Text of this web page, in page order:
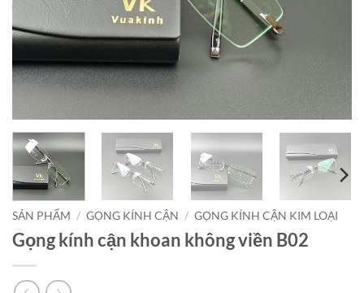
SẢN PHẨM / GỌNG KÍNH CẬN / GỌNG KÍNH CẬN KIM LOẠI
Gọng kính cận khoan không viền B02